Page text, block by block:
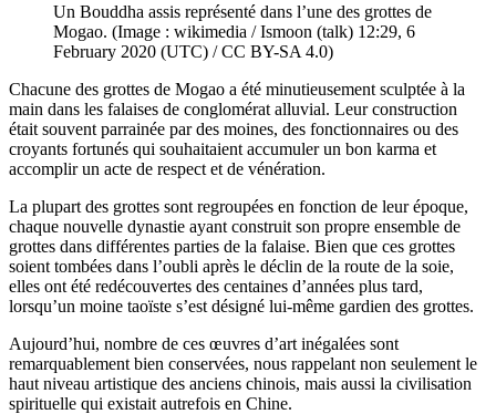
Un Bouddha assis représenté dans l’une des grottes de
Mogao. (Image : wikimedia / Ismoon (talk) 12:29, 6
February 2020 (UTC) / CC BY-SA 4.0)
Chacune des grottes de Mogao a été minutieusement sculptée à la
main dans les falaises de conglomérat alluvial. Leur construction
était souvent parrainée par des moines, des fonctionnaires ou des
croyants fortunés qui souhaitaient accumuler un bon karma et
accomplir un acte de respect et de vénération.
La plupart des grottes sont regroupées en fonction de leur époque,
chaque nouvelle dynastie ayant construit son propre ensemble de
grottes dans différentes parties de la falaise. Bien que ces grottes
soient tombées dans l’oubli après le déclin de la route de la soie,
elles ont été redécouvertes des centaines d’années plus tard,
lorsqu’un moine taoïste s’est désigné lui-même gardien des grottes.
Aujourd’hui, nombre de ces œuvres d’art inégalées sont
remarquablement bien conservées, nous rappelant non seulement le
haut niveau artistique des anciens chinois, mais aussi la civilisation
spirituelle qui existait autrefois en Chine.